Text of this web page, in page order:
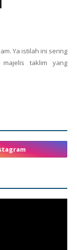
Ya istilah ini sering
taklim yang